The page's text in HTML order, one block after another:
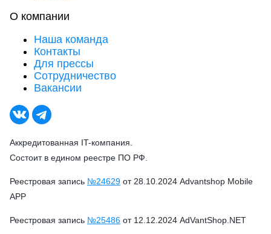
О компании
Наша команда
Контакты
Для прессы
Сотрудничество
Вакансии
Аккредитованная IT-компания.
Состоит в едином реестре ПО РФ.
Реестровая запись №24629 от 28.10.2024 Advantshop Mobile
APP
Реестровая запись №25486 от 12.12.2024 AdVantShop.NET